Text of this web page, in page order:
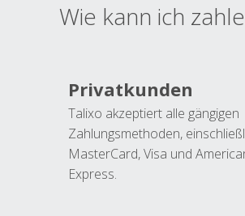
Wie kann ich
Privatkunden
Talixo akzeptiert alle gängigen
Zahlungsmethoden,
MasterCard, Visa und
Express.